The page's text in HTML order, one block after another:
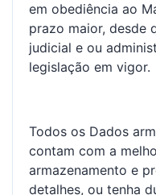
em obediência ao
prazo maior, desde
judicial e ou
legislação em vigor.
Todos os Dados
contam com a
armazenamento e
detalhes, ou tenha